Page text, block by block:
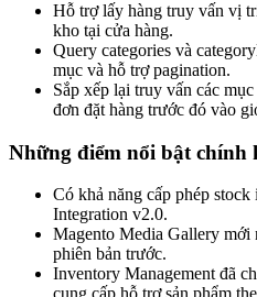
Hỗ trợ lấy hàng truy vấn vị
kho tại cửa hàng.
Query categories và
mục và hỗ trợ pagination.
Sắp xếp lại truy vấn các
đơn đặt hàng trước đó vào
Những điểm nổi bật chính
Có khả năng cấp phép
Integration v2.0.
Magento Media Gallery mới
phiên bản trước.
Inventory Management đã